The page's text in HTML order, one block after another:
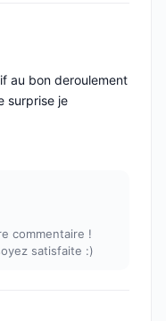
au bon deroulement
surprise je
commentaire !
satisfaite :)